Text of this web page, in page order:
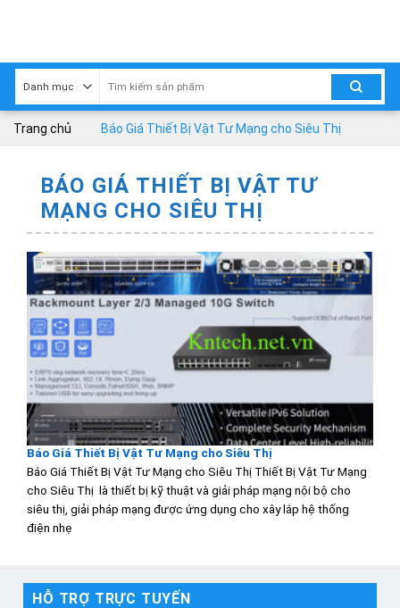
Trang chủ Báo Giá Thiết Bị Vật Tư Mạng cho Siêu Thị
HỖ TRỢ TRỰC TUYẾN
BÁO GIÁ THIẾT BỊ VẬT TƯ
MẠNG CHO SIÊU THỊ
Báo Giá Thiết Bị Vật Tư Mạng cho Siêu Thị
Báo Giá Thiết Bị Vật Tư Mạng cho Siêu Thị Thiết Bị Vật Tư Mạng
cho Siêu Thị là thiết bị kỹ thuật và giải pháp mạng nội bộ cho
siêu thị, giải pháp mạng được ứng dụng cho xây lắp hệ thống
điện nhẹ